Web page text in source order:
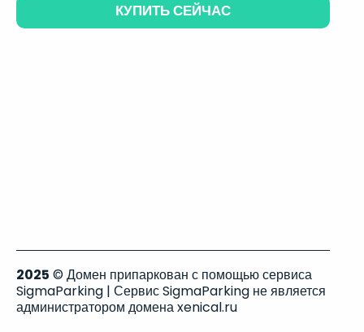
КУПИТЬ СЕЙЧАС
2025 © Домен припаркован с помощью сервиса
SigmaParking | Сервис SigmaParking не является
администратором домена xenical.ru